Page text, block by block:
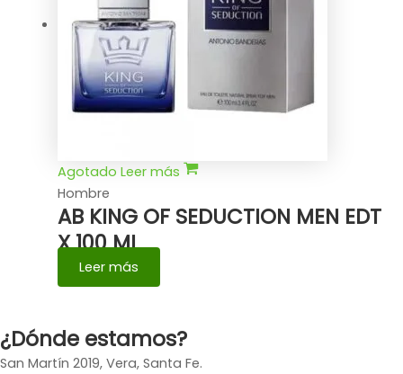
Agotado Leer más
Hombre
AB KING OF SEDUCTION MEN EDT
X 100 ML
Leer más
¿Dónde estamos?
San Martín 2019, Vera, Santa Fe.